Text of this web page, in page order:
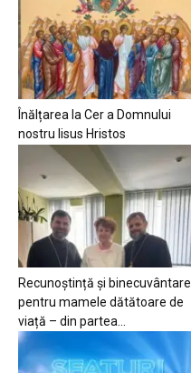
Înălțarea la Cer a Domnului
nostru Iisus Hristos
Recunoștință și binecuvântare
pentru mamele dătătoare de
viață – din partea...